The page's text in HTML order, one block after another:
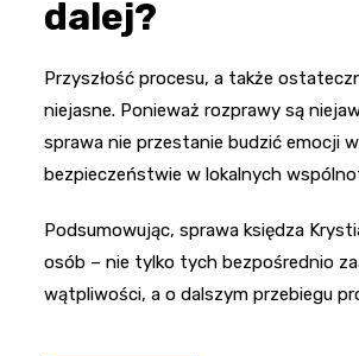
dalej?
Przyszłość procesu, a także
niejasne. Ponieważ rozprawy są
sprawa nie przestanie budzić emocji
bezpieczeństwie w lokalnych
Podsumowując, sprawa księdza
osób – nie tylko tych bezpośrednio
wątpliwości, a o dalszym przebiegu